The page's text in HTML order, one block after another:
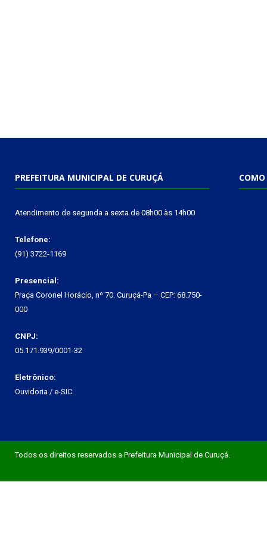
PREFEITURA MUNICIPAL DE CURUÇÁ
Atendimento de segunda a sexta de 08h00 às 14h00
Telefone:
(91) 3722-1169
Presencial:
Praça Coronel Horácio, nº 70. Curuçá-Pa – CEP: 68.750-
000
CNPJ:
05.171.939/0001-32
Eletrônico:
Ouvidoria / e-SIC
COMO
Todos os direitos reservados a Prefeitura Municipal de Curuçá.